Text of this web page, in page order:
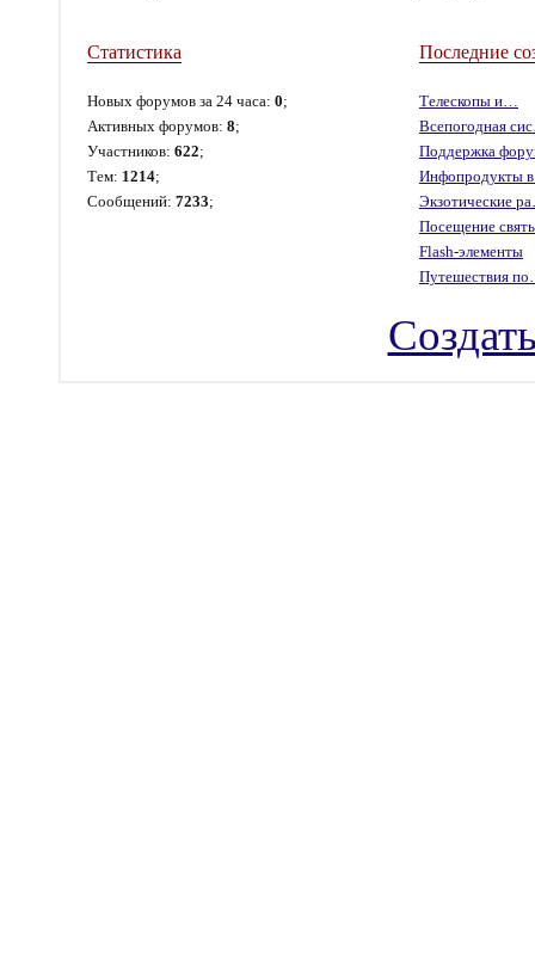
Статистика
Новых форумов за 24 часа: 0;
Активных форумов: 8;
Участников: 622;
Тем: 1214;
Сообщений: 7233;
Последние
Телескопы и…
Всепогодная
Поддержка
Инфопродукты
Экзотические
Посещение
Flash-элементы
Путешествия